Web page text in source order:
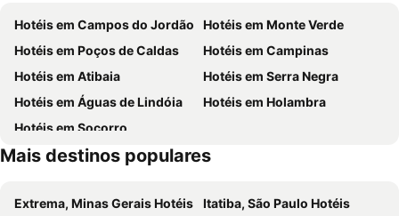
Hotéis em Campos do Jordão
Hotéis em Monte Verde
Hotéis em Poços de Caldas
Hotéis em Campinas
Hotéis em Atibaia
Hotéis em Serra Negra
Hotéis em Águas de Lindóia
Hotéis em Holambra
Hotéis em Socorro
Mais destinos populares
Extrema, Minas Gerais Hotéis
Itatiba, São Paulo Hotéis